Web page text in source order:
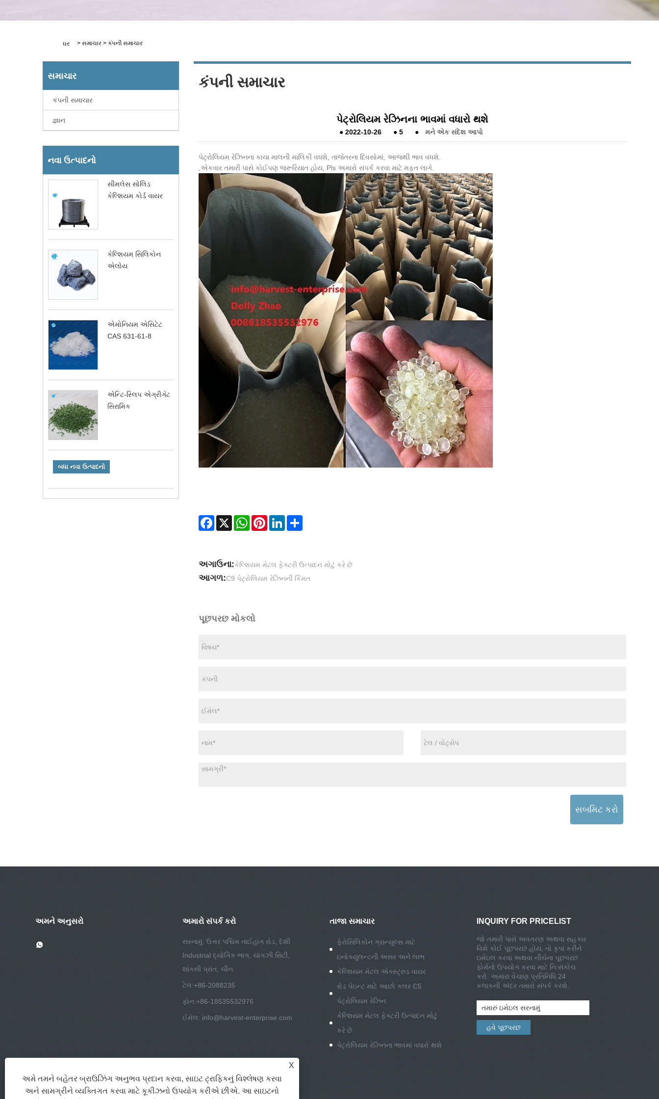
ઘર > સમાચાર > કંપની સમાચાર
સમાચાર
કંપની સમાચાર
જ્ઞાન
નવા ઉત્પાદનો
સીમલેસ સોલિડ
કેલ્શિયમ કોર્ડ વાયર
કેલ્શિયમ સિલિકોન
એલોય
એમોનિયમ એસિટેટ
CAS 631-61-8
એન્ટિ-સ્લિપ એગ્રીગેટ
સિરામિક
બધા નવા ઉત્પાદનો
કંપની સમાચાર
પેટ્રોલિયમ રેઝિનના ભાવમાં વધારો થશે
●2022-10-26 ●5 ● મને એક સંદેશ આપો
પેટ્રોલિયમ રેઝિનના કાચા માલની માલિકી વધશે, તાજેતરના દિવસોમાં, આજથી ભાવ વધશે.
,એકવાર તમારી પાસે કોઈપણ જરૂરિયાત હોય, Pls અમારો સંપર્ક કરવા માટે મફત લાગે.
Facebook
X WhatsAppPinterestLinkedInShare
અગાઉના:કેલ્શિયમ મેટલ ફેક્ટરી ઉત્પાદન મોટું કરે છે
આગળ:C9 પેટ્રોલિયમ રેઝિનની કિંમત
પૂછપરછ મોકલો
સબમિટ કરો
અમને અનુસરો અમારો સંપર્ક કરો
સરનામું: ઉત્તર પશ્ચિમ તાઈહાંગ રોડ, દેશી
Industrial દ્યોગિક ભાગ, ચાંગઝી સિટી,
શાંક્સી પ્રાંત, ચીન
ટેલ:+86-2088235
ફોન:+86-18535532976
ઈમેલ: info@harvest-enterprise.com
તાજા સમાચાર
ફેરોસિલિકોન ગ્રાન્યુલ્સ માટે
ઇનોક્યુલન્ટની અસર અને લાભ
કેલ્શિયમ મેટલ એક્સ્ટ્રુડ વાયર
રોડ પેઇન્ટ માટે આછો કલર C5
પેટ્રોલિયમ રેઝિન
કેલ્શિયમ મેટલ ફેક્ટરી ઉત્પાદન મોટું
કરે છે
પેટ્રોલિયમ રેઝિનના ભાવમાં વધારો થશે
INQUIRY FOR PRICELIST
જો તમારી પાસે અવતરણ અથવા સહકાર
વિશે કોઈ પૂછપરછ હોય, તો કૃપા કરીને
ઇમેઇલ કરવા અથવા નીચેના પૂછપરછ
ફોર્મનો ઉપયોગ કરવા માટે નિઃસંકોચ
કરો. અમારા વેચાણ પ્રતિનિધિ 24
કલાકની અંદર તમારો સંપર્ક કરશે.
X
અમે તમને બહેતર બ્રાઉઝિંગ અનુભવ પ્રદાન કરવા, સાઇટ ટ્રાફિકનું વિશ્લેષણ કરવા
અને સામગ્રીને વ્યક્તિગત કરવા માટે કૂકીઝનો ઉપયોગ કરીએ છીએ. આ સાઇટનો